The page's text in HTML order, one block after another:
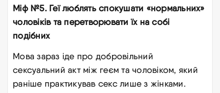
Міф №5. Геї люблять спокушати «нормальних»
чоловіків та перетворювати їх на собі
подібних
Мова зараз іде про добровільний
сексуальний акт між геєм та чоловіком, який
раніше практикував секс лише з жінками.